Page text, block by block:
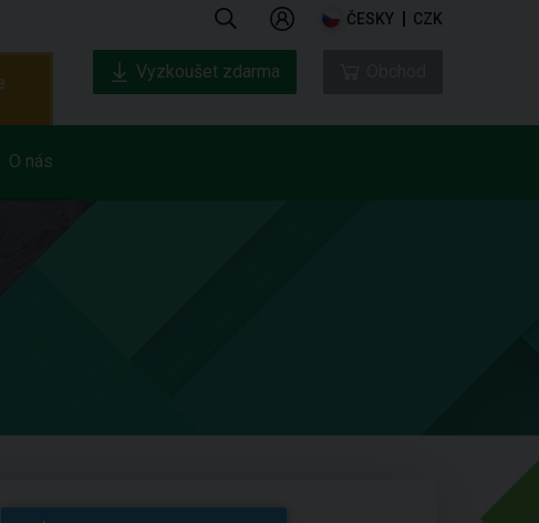
ČESKY CZK
O nás
Vyzkoušet zdarma